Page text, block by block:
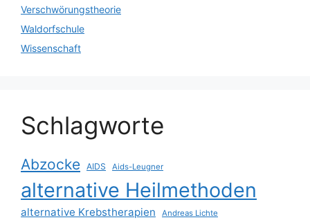
Verschwörungstheorie
Waldorfschule
Wissenschaft
Schlagworte
Abzocke AIDS Aids-Leugner
alternative Heilmethoden
alternative Krebstherapien Andreas Lichte